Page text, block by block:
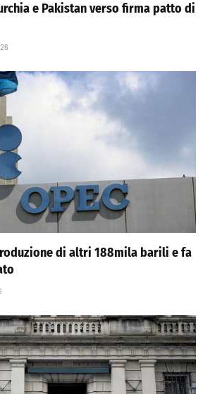
e Pakistan verso firma patto di
di altri 188mila barili e fa